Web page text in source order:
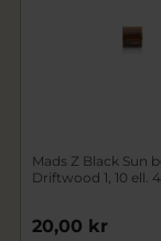
Mads Z Black Sun
Driftwood 1, 10 ell.
20,00 kr